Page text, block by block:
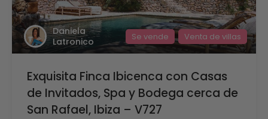
Daniela
Latronico
Se vende Venta de villas
Exquisita Finca Ibicenca con Casas
de Invitados, Spa y Bodega cerca de
San Rafael, Ibiza – V727